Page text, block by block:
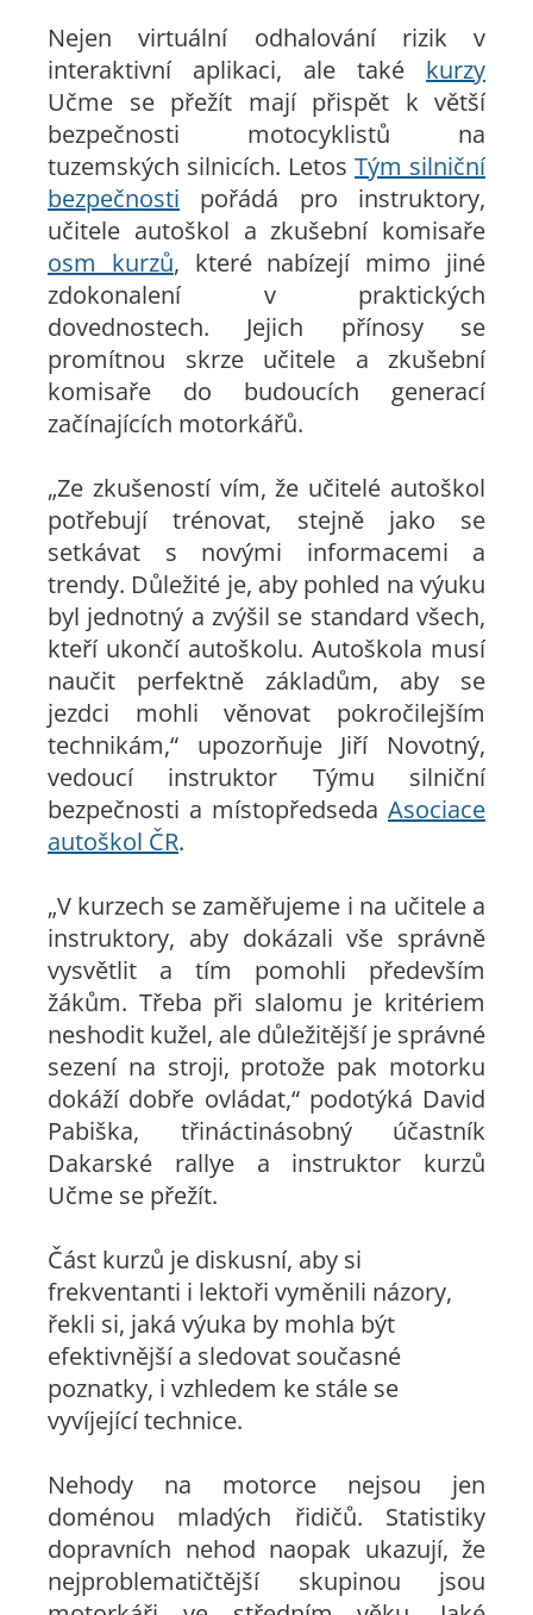
Nejen virtuální odhalování rizik v
interaktivní aplikaci, ale také kurzy
Učme se přežít mají přispět k větší
bezpečnosti motocyklistů na
tuzemských silnicích. Letos Tým silniční
bezpečnosti pořádá pro instruktory,
učitele autoškol a zkušební komisaře
osm kurzů, které nabízejí mimo jiné
zdokonalení v praktických
dovednostech. Jejich přínosy se
promítnou skrze učitele a zkušební
komisaře do budoucích generací
začínajících motorkářů.
„Ze zkušeností vím, že učitelé autoškol
potřebují trénovat, stejně jako se
setkávat s novými informacemi a
trendy. Důležité je, aby pohled na výuku
byl jednotný a zvýšil se standard všech,
kteří ukončí autoškolu. Autoškola musí
naučit perfektně základům, aby se
jezdci mohli věnovat pokročilejším
technikám,“ upozorňuje Jiří Novotný,
vedoucí instruktor Týmu silniční
bezpečnosti a místopředseda Asociace
autoškol ČR.
„V kurzech se zaměřujeme i na učitele a
instruktory, aby dokázali vše správně
vysvětlit a tím pomohli především
žákům. Třeba při slalomu je kritériem
neshodit kužel, ale důležitější je správné
sezení na stroji, protože pak motorku
dokáží dobře ovládat,“ podotýká David
Pabiška, třináctinásobný účastník
Dakarské rallye a instruktor kurzů
Učme se přežít.
Část kurzů je diskusní, aby si
frekventanti i lektoři vyměnili názory,
řekli si, jaká výuka by mohla být
efektivnější a sledovat současné
poznatky, i vzhledem ke stále se
vyvíjející technice.
Nehody na motorce nejsou jen
doménou mladých řidičů. Statistiky
dopravních nehod naopak ukazují, že
nejproblematičtější skupinou jsou